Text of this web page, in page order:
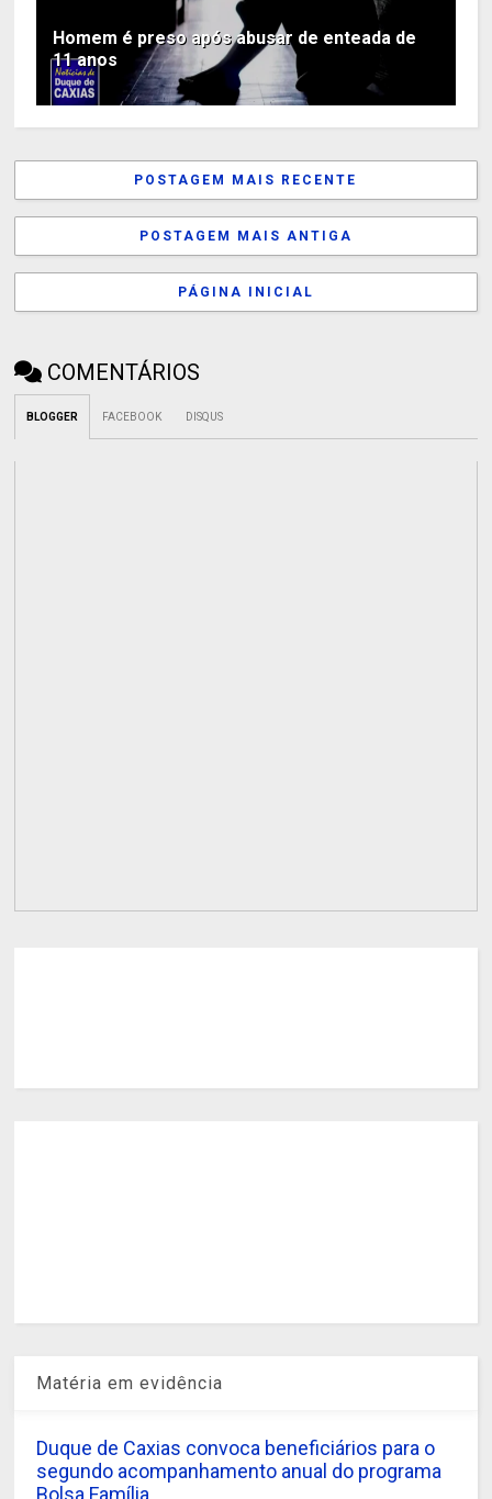
Homem é preso após abusar de enteada de
11 anos
POSTAGEM MAIS RECENTE
POSTAGEM MAIS ANTIGA
PÁGINA INICIAL
COMENTÁRIOS
BLOGGER FACEBOOK DISQUS
Matéria em evidência
Duque de Caxias convoca beneficiários para o
segundo acompanhamento anual do programa
Bolsa Família